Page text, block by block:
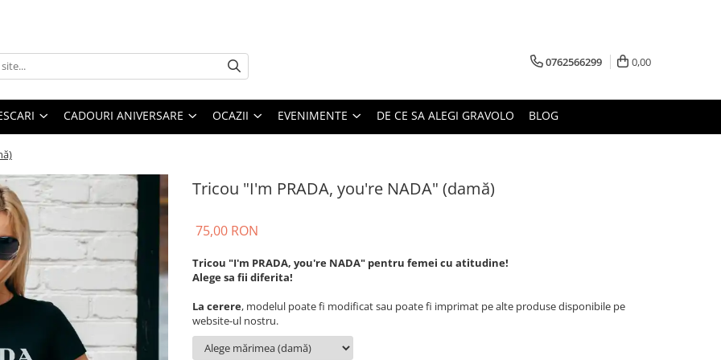
0762566299 0,00
CADOURI ANIVERSARE OCAZII EVENIMENTE DE CE SA ALEGI GRAVOLO BLOG
Tricou "I'm PRADA, you're NADA" (damă)
75,00 RON
Tricou "I'm PRADA, you're NADA" pentru femei cu atitudine!
Alege sa fii diferita!
La cerere, modelul poate fi modificat sau poate fi imprimat pe alte produse disponibile pe
website-ul nostru.